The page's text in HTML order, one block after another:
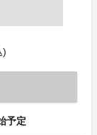
)
予定